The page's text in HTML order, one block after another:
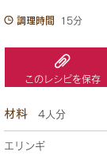
調理時間 15分
このレシピを保存
材料 4人分
エリンギ